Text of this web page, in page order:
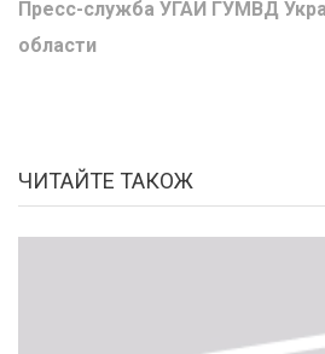
Пресс-служба УГАИ ГУМВД
области
ЧИТАЙТЕ ТАКОЖ